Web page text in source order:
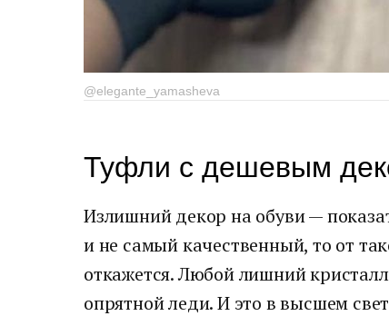
@elegante_yamasheva
Туфли с дешевым
Излишний декор на обуви —
и не самый качественный, то от
откажется. Любой лишний
опрятной леди. И это в высшем